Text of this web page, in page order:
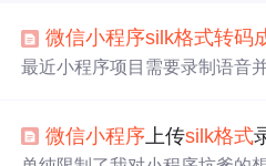
微信小程序silk格式转码
最近小程序项目需要录制语音
om/kn007/ silk-v3-decoder 需要安装gcc
wnloads.sourceforge.net/lame/
微信小程序 上传silk格式